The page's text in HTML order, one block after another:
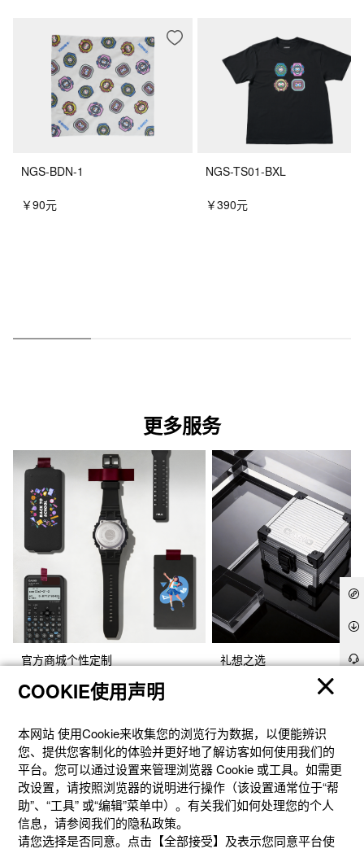
NGS-BDN-1
￥90元
NGS-TS01-BXL
￥390元
更多服务
官方商城个性定制 礼想之选
COOKIE使用声明
本网站 使⽤Cookie来收集您的浏览⾏为数据，以便能辨识
您、提供您客制化的体验并更好地了解访客如何使⽤我们的
平台。您可以通过设置来管理浏览器 Cookie 或⼯具。如需更
改设置，请按照浏览器的说明进⾏操作（该设置通常位于“帮
助”、“⼯具” 或“编辑”菜单中）。有关我们如何处理您的个⼈
信息，请参阅我们的隐私政策。
请您选择是否同意。点击【全部接受】及表示您同意平台使